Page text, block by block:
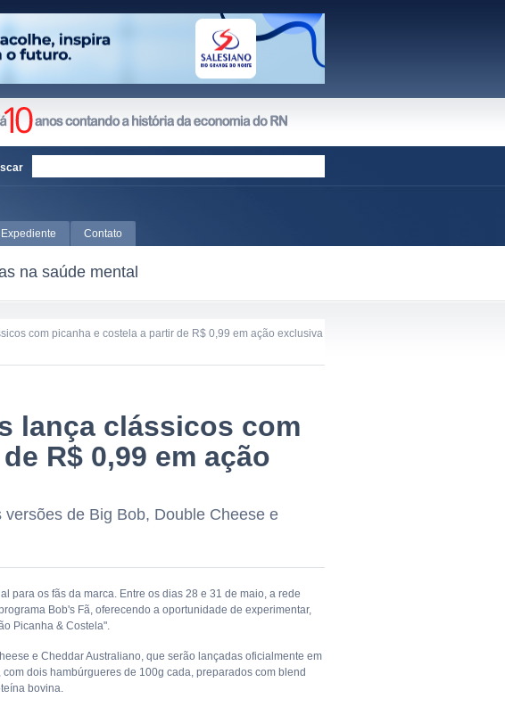
Expediente Contato
na saúde mental
com picanha e costela a partir de R$ 0,99 em ação exclusiva
lança clássicos com
R$ 0,99 em ação
de Big Bob, Double Cheese e
para os fãs da marca. Entre os dias 28 e 31 de maio, a rede
Bob's Fã, oferecendo a oportunidade de experimentar,
Picanha & Costela".
e Cheddar Australiano, que serão lançadas oficialmente em
dois hambúrgueres de 100g cada, preparados com blend
bovina.